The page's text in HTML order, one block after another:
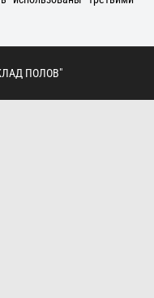
ПОЛОВ"